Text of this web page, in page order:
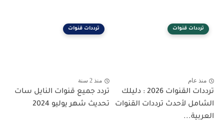
ترددات قنوات
منذ عام
ترددات القنوات 2026 : دليلك
الشامل لأحدث ترددات القنوات
العربية...
ترددات قنوات
منذ 2 سنة
تردد جميع قنوات النايل سات
تحديث شهر يوليو 2024